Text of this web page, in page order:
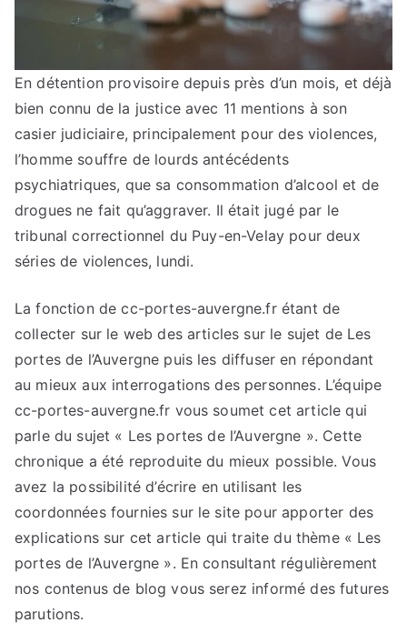
En détention provisoire depuis près d’un mois, et déjà
bien connu de la justice avec 11 mentions à son
casier judiciaire, principalement pour des violences,
l’homme souffre de lourds antécédents
psychiatriques, que sa consommation d’alcool et de
drogues ne fait qu’aggraver. Il était jugé par le
tribunal correctionnel du Puy-en-Velay pour deux
séries de violences, lundi.
La fonction de cc-portes-auvergne.fr étant de
collecter sur le web des articles sur le sujet de Les
portes de l’Auvergne puis les diffuser en répondant
au mieux aux interrogations des personnes. L’équipe
cc-portes-auvergne.fr vous soumet cet article qui
parle du sujet « Les portes de l’Auvergne ». Cette
chronique a été reproduite du mieux possible. Vous
avez la possibilité d’écrire en utilisant les
coordonnées fournies sur le site pour apporter des
explications sur cet article qui traite du thème « Les
portes de l’Auvergne ». En consultant régulièrement
nos contenus de blog vous serez informé des futures
parutions.